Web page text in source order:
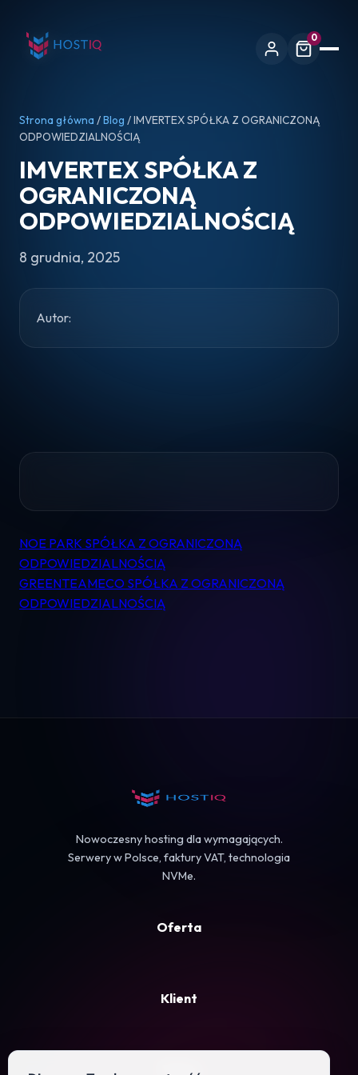
0
Pomoc
Kontakt
Strona główna /Blog / IMVERTEX SPÓŁKA Z OGRANICZONĄ
ODPOWIEDZIALNOŚCIĄ
IMVERTEX SPÓŁKA Z
OGRANICZONĄ
ODPOWIEDZIALNOŚCIĄ
8 grudnia, 2025
Autor:
Nawigacja
wpisu
NOE PARK SPÓŁKA Z OGRANICZONĄ
ODPOWIEDZIALNOŚCIĄ
GREENTEAMECO SPÓŁKA Z OGRANICZONĄ
ODPOWIEDZIALNOŚCIĄ
Nowoczesny hosting dla wymagających.
Serwery w Polsce, faktury VAT, technologia
NVMe.
Oferta
Klient
Firma